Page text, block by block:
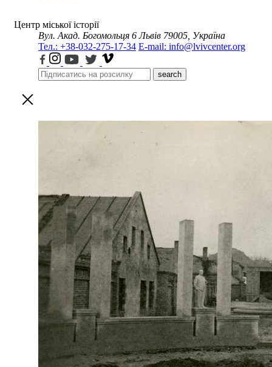
Центр міської історії
Вул. Акад. Богомольця 6 Львів 79005, Україна
Тел.: +38-032-275-17-34 E-mail: info@lvivcenter.org
search